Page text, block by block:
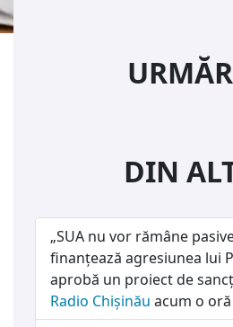
DIN
„SUA nu vor rămâne
finanțează agresiunea lui
aprobă un proiect de
Radio Chișinău acum o oră